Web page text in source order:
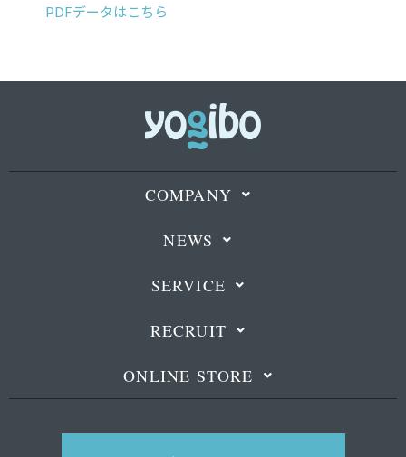
PDFデータはこちら
COMPANY
NEWS
SERVICE
RECRUIT
ONLINE STORE